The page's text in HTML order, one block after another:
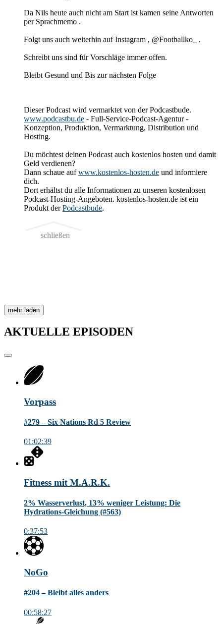
Da Nils heute auch nicht am Start ist kamen seine Antworten
per Sprachmemo .
Folgt uns auch weiterhin auf Instagram , @Footballko_ .
Schreibt uns sind für Vorschläge immer offen.
Bleibt Gesund und Bis zur nächsten Folge
Dieser Podcast wird vermarktet von der Podcastbude.
www.podcastbu.de - Full-Service-Podcast-Agentur -
Konzeption, Produktion, Vermarktung, Distribution und
Hosting.
Du möchtest deinen Podcast auch kostenlos hosten und damit
Geld verdienen?
Dann schaue aufwww.kostenlos-hosten.de und informiere
dich.
Dort erhältst du alle Informationen zu unseren kostenlosen
Podcast-Hosting-Angeboten. kostenlos-hosten.de ist ein
Produkt derPodcastbude.
schließen
mehr laden
AKTUELLE EPISODEN
Vorpass
#279 – Six Nations Rd 5 Review
01:02:39
Fitness mit M.A.R.K.
2% Wasserverlust, 13% weniger Leistung: Die
Hydrations-Gleichung (#563)
0:37:53
NoGo
#204 – Bleibt alles anders
00:58:27